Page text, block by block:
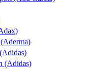
(Adidas)